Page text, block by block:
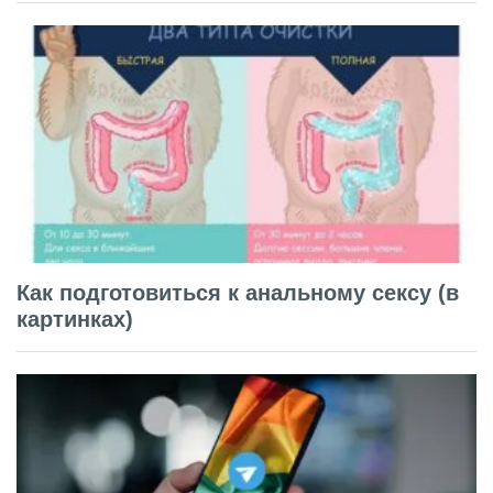
Как подготовиться к анальному сексу (в
картинках)